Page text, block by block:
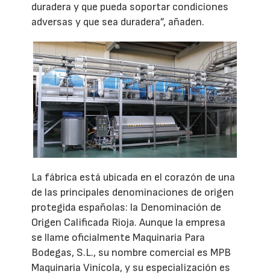
duradera y que pueda soportar condiciones
adversas y que sea duradera”, añaden.
La fábrica está ubicada en el corazón de una
de las principales denominaciones de origen
protegida españolas: la Denominación de
Origen Calificada Rioja. Aunque la empresa
se llame oficialmente Maquinaria Para
Bodegas, S.L., su nombre comercial es MPB
Maquinaria Vinícola, y su especialización es